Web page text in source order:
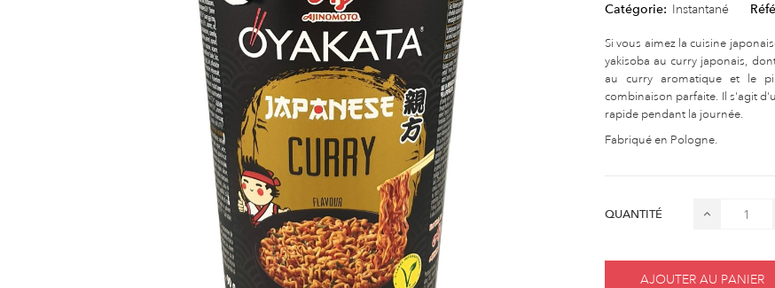
Catégorie: Instantané
Si vous aimez la cuisine
yakisoba au curry japonais,
au curry aromatique et le
combinaison parfaite. Il s'agit
rapide pendant la journée.
Fabriqué en Pologne.
QUANTITÉ
AJOUTER AU PANIER